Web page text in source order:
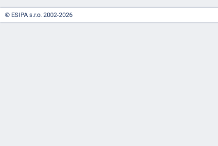
© ESIPA s.r.o. 2002-2026